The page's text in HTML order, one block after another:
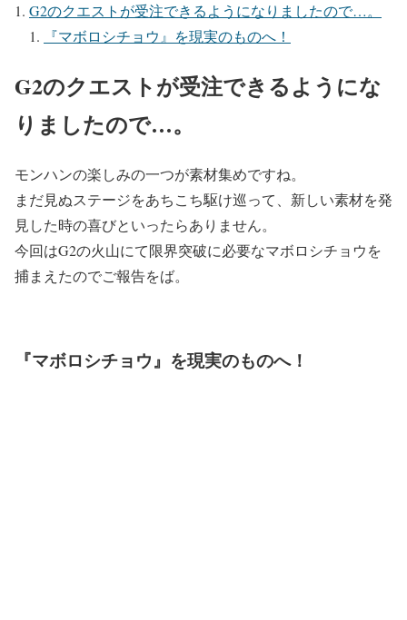
G2のクエストが受注できるようになりましたので…。
『マボロシチョウ』を現実のものへ！
G2のクエストが受注できるようにな
りましたので…。
モンハンの楽しみの一つが素材集めですね。
まだ見ぬステージをあちこち駆け巡って、新しい素材を発
見した時の喜びといったらありません。
今回はG2の火山にて限界突破に必要なマボロシチョウを
捕まえたのでご報告をば。
『マボロシチョウ』を現実のものへ！